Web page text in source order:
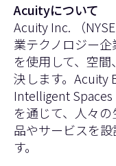
Acuityについて
Acuity Inc. （
業テクノロジー
を使用して、空
決します。Acuity
Intelligent
を通じて、人々
品やサービスを
す。